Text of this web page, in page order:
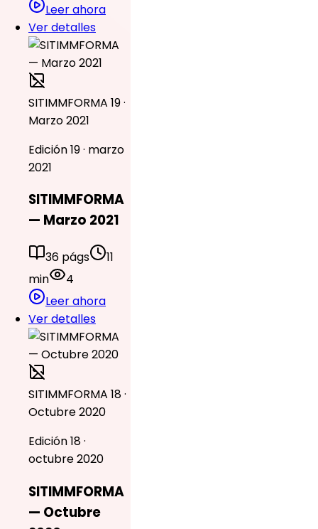
Leer ahora
Ver detalles
SITIMMFORMA 19 ·
Marzo 2021
Edición 19 · marzo
2021
SITIMMFORMA
— Marzo 2021
36 págs
11
min
4
Leer ahora
Ver detalles
SITIMMFORMA 18 ·
Octubre 2020
Edición 18 ·
octubre 2020
SITIMMFORMA
— Octubre